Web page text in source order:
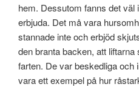
hem. Dessutom fanns det
erbjuda. Det må vara
stannade inte och erbjöd
den branta backen, att
farten. De var beskedliga och
vara ett exempel på hur